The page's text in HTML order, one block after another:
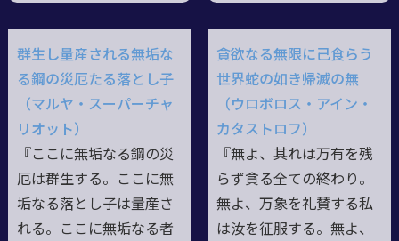
群生し量産される無垢な
る鋼の災厄たる落とし子
（マルヤ・スーパーチャ
リオット）
『ここに無垢なる鋼の災
厄は群生する。ここに無
垢なる落とし子は量産さ
れる。ここに無垢なる者
貪欲なる無限に己食らう
世界蛇の如き帰滅の無
（ウロボロス・アイン・
カタストロフ）
『無よ、其れは万有を残
らず貪る全ての終わり。
無よ、万象を礼賛する私
は汝を征服する。無よ、